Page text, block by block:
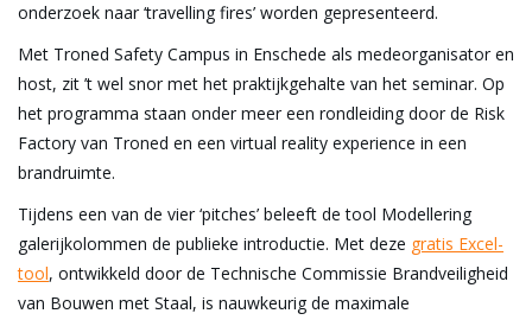
onderzoek naar ‘travelling fires’ worden gepresenteerd.
Met Troned Safety Campus in Enschede als medeorganisator en
host, zit ’t wel snor met het praktijkgehalte van het seminar. Op
het programma staan onder meer een rondleiding door de Risk
Factory van Troned en een virtual reality experience in een
brandruimte.
Tijdens een van de vier ‘pitches’ beleeft de tool Modellering
galerijkolommen de publieke introductie. Met deze gratis Excel-
tool, ontwikkeld door de Technische Commissie Brandveiligheid
van Bouwen met Staal, is nauwkeurig de maximale